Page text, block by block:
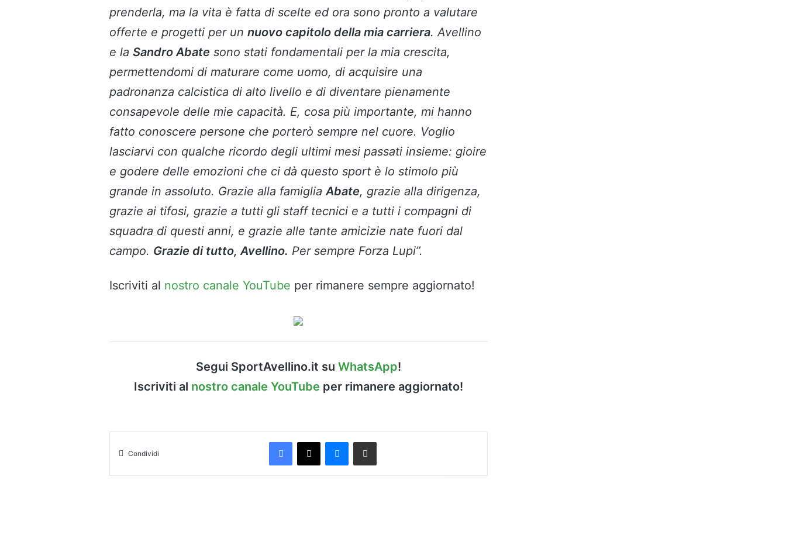
prenderla, ma la vita è fatta di scelte ed ora sono pronto a valutare
offerte e progetti per un nuovo capitolo della mia carriera. Avellino
e la Sandro Abate sono stati fondamentali per la mia crescita,
permettendomi di maturare come uomo, di acquisire una
padronanza calcistica di alto livello e di diventare pienamente
consapevole delle mie capacità. E, cosa più importante, mi hanno
fatto conoscere persone che porterò sempre nel cuore. Voglio
lasciarvi con qualche ricordo degli ultimi mesi passati insieme: gioire
e godere delle emozioni che ci dà questo sport è lo stimolo più
grande in assoluto. Grazie alla famiglia Abate, grazie alla dirigenza,
grazie ai tifosi, grazie a tutti gli staff tecnici e a tutti i compagni di
squadra di questi anni, e grazie alle tante amicizie nate fuori dal
campo. Grazie di tutto, Avellino. Per sempre Forza Lupi”.
Iscriviti al nostro canale YouTube per rimanere sempre aggiornato!
Segui SportAvellino.it su WhatsApp!
Iscriviti al nostro canale YouTube per rimanere aggiornato!
Condividi
Facebook
X Messenger
Condividi via Email